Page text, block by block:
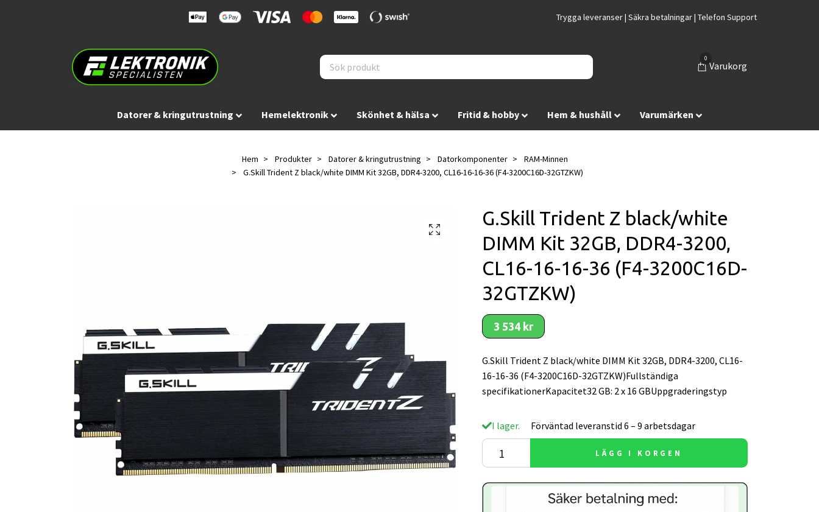
Trygga leveranser | Säkra betalningar | Telefon Support
0
Varukorg
Datorer & kringutrustning Hemelektronik Skönhet & hälsa Fritid & hobby Hem & hushåll Varumärken
Hem Produkter Datorer & kringutrustning Datorkomponenter
RAM-Minnen
G.Skill Trident Z black/white DIMM Kit 32GB, DDR4-3200, CL16-16-16-36 (F4-3200C16D-32GTZKW)
G.Skill Trident Z black/white
DIMM Kit 32GB, DDR4-3200,
CL16-16-16-36 (F4-3200C16D-
32GTZKW)
3 534 kr
G.Skill Trident Z black/white DIMM Kit 32GB, DDR4-3200, CL16-
16-16-36 (F4-3200C16D-32GTZKW)Fullständiga
specifikationerKapacitet32 GB: 2 x 16 GBUppgraderingstyp
I lager. Förväntad leveranstid 6 – 9 arbetsdagar
LÄGG I KORGEN